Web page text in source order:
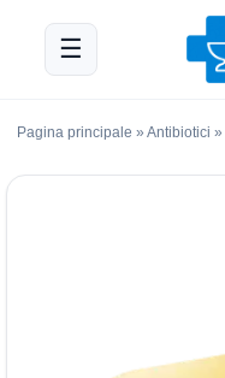
☰
Pagina principale » Antibiotici »